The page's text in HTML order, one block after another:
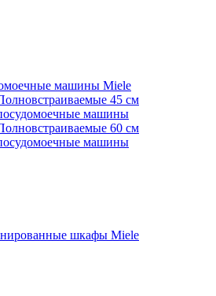
машины Miele
45 см
машины
60 см
машины
шкафы Miele